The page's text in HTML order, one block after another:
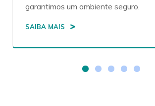
confiança necessária.
SAIBA MAIS